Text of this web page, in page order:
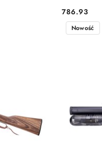
Cena:
786.93
Nowość